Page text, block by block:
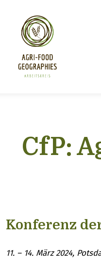
CfP:
Konferenz
11. – 14. März 2024,